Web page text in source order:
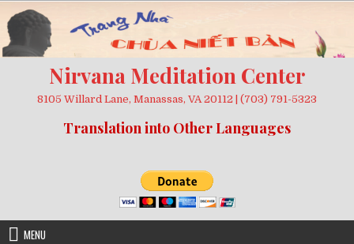
to
content
Nirvana Meditation Center
8105 Willard Lane, Manassas, VA 20112 | (703) 791-5323
Translation into Other Languages
MENU